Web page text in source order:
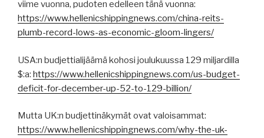
viime vuonna, pudoten edelleen tänä vuonna:
https://www.hellenicshippingnews.com/china-reits-
plumb-record-lows-as-economic-gloom-lingers/
USA:n budjettialijäämä kohosi joulukuussa 129 miljardilla
$:a: https://www.hellenicshippingnews.com/us-budget-
deficit-for-december-up-52-to-129-billion/
Mutta UK:n budjettinäkymät ovat valoisammat:
https://www.hellenicshippingnews.com/why-the-uk-